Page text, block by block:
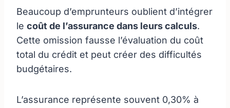
Beaucoup d’emprunteurs oublient d’intégrer
le coût de l’assurance dans leurs calculs.
Cette omission fausse l’évaluation du coût
total du crédit et peut créer des difficultés
budgétaires.
L’assurance représente souvent 0,30% à